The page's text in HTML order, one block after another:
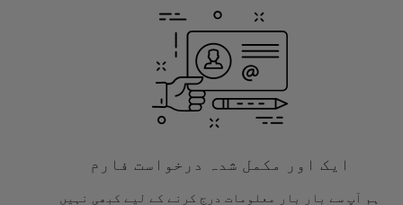
ایک اور مکمل شدہ درخواست فارم
ہم آپ سے بار بار معلومات درج کرنے کے لیے کبھی نہیں